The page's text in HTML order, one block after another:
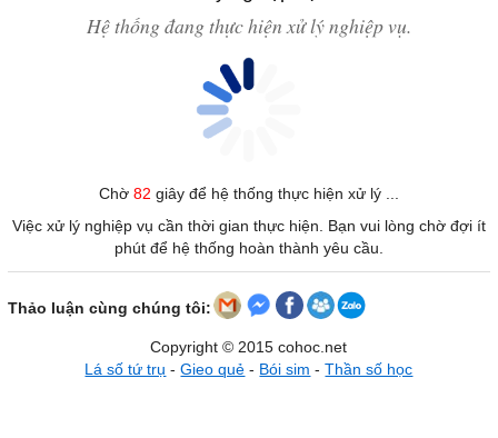
Hệ thống đang thực hiện xử lý nghiệp vụ.
Chờ 82 giây để hệ thống thực hiện xử lý ...
Việc xử lý nghiệp vụ cần thời gian thực hiện. Bạn vui lòng chờ đợi ít
phút để hệ thống hoàn thành yêu cầu.
Thảo luận cùng chúng tôi:
Copyright © 2015 cohoc.net
Lá số tứ trụ -Gieo quẻ - Bói sim -Thần số học